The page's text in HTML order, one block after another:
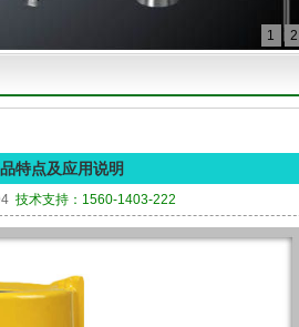
1 2
特点及应用说明
技术支持：1560-1403-222